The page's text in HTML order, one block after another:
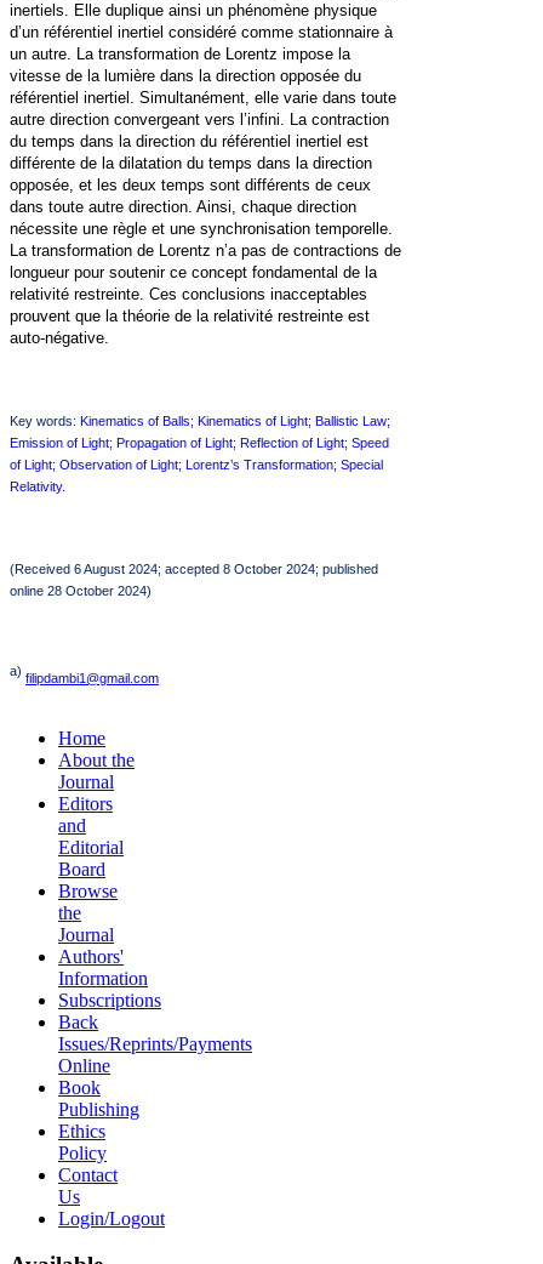
inertiels. Elle duplique ainsi un phénomène physique
d’un référentiel inertiel considéré comme stationnaire à
un autre. La transformation de Lorentz impose la
vitesse de la lumière dans la direction opposée du
référentiel inertiel. Simultanément, elle varie dans toute
autre direction convergeant vers l’infini. La contraction
du temps dans la direction du référentiel inertiel est
différente de la dilatation du temps dans la direction
opposée, et les deux temps sont différents de ceux
dans toute autre direction. Ainsi, chaque direction
nécessite une règle et une synchronisation temporelle.
La transformation de Lorentz n’a pas de contractions de
longueur pour soutenir ce concept fondamental de la
relativité restreinte. Ces conclusions inacceptables
prouvent que la théorie de la relativité restreinte est
auto-négative.
Key words: Kinematics of Balls; Kinematics of Light; Ballistic Law;
Emission of Light; Propagation of Light; Reflection of Light; Speed
of Light; Observation of Light; Lorentz’s Transformation; Special
Relativity.
(Received 6 August 2024; accepted 8 October 2024; published
online 28 October 2024)
a)
filipdambi1@gmail.com
Home
About the
Journal
Editors
and
Editorial
Board
Browse
the
Journal
Authors'
Information
Subscriptions
Back
Issues/Reprints/Payments
Online
Book
Publishing
Ethics
Policy
Contact
Us
Login/Logout